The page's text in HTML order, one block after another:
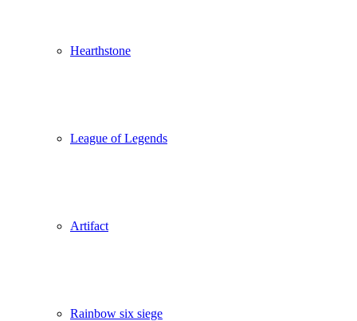
Hearthstone
League of Legends
Artifact
Rainbow six siege